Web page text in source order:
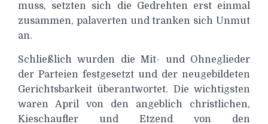
muss, setzten sich die Gedrehten erst einmal
zusammen, palaverten und tranken sich Unmut
an.
Schließlich wurden die Mit- und Ohneglieder
der Parteien festgesetzt und der neugebildeten
Gerichtsbarkeit überantwortet. Die wichtigsten
waren April von den angeblich christlichen,
Kieschaufler und Etzend von den